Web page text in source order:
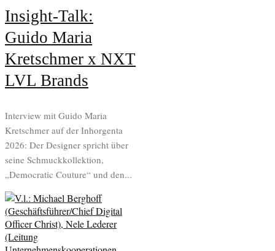
Insight-Talk:
Guido Maria
Kretschmer x NXT
LVL Brands
Interview mit Guido Maria
Kretschmer auf der Inhorgenta
2026: Der Designer spricht über
seine Schmuckkollektion,
„Democratic Couture“ und den...